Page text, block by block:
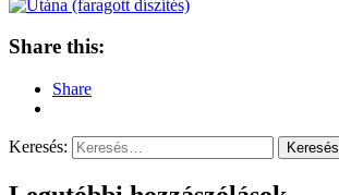
Share this:
Share
Keresés: